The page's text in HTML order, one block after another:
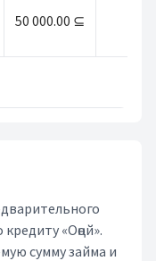
50 000.00 ⊆
«Оңой».
сумму займа и